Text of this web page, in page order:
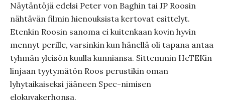
Näytäntöjä edelsi Peter von Baghin tai JP Roosin
nähtävän filmin hienouksista kertovat esittelyt.
Etenkin Roosin sanoma ei kuitenkaan kovin hyvin
mennyt perille, varsinkin kun hänellä oli tapana antaa
tyhmän yleisön kuulla kunniansa. Sittemmin HeTEKin
linjaan tyytymätön Roos perustikin oman
lyhytaikaiseksi jääneen Spec-nimisen
elokuvakerhonsa.